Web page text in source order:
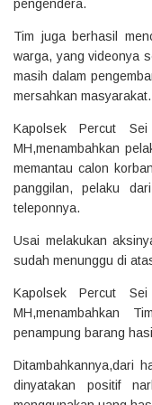
pengendera.
Tim juga berhasil
warga, yang videonya
masih dalam
mersahkan masyarakat.
Kapolsek Percut
MH,menambahkan
memantau calon
panggilan, pelaku
teleponnya.
Usai melakukan
sudah menunggu di
Kapolsek Percut
MH,menambahkan
penampung barang
Ditambahkannya,dari
dinyatakan positif